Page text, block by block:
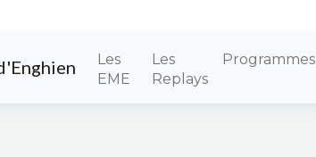
Les
EME
Les
Replays
Programmes